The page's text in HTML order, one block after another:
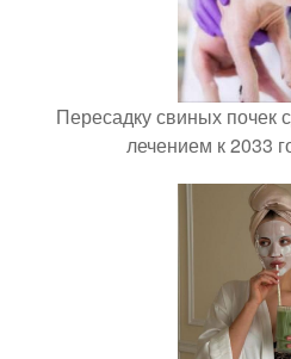
Пересадку свиных почек
лечением к 2033